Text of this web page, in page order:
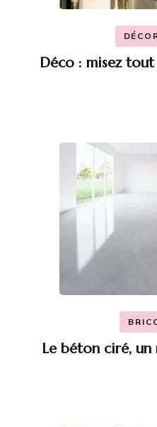
Déco : misez
Le béton ciré, un